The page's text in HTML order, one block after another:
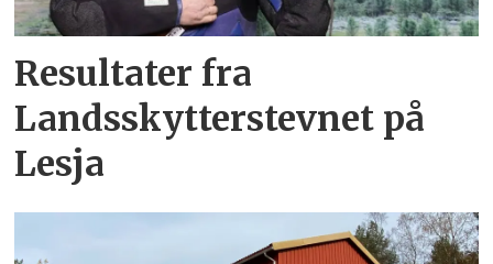
Resultater fra
Landsskytterstevnet på
Lesja